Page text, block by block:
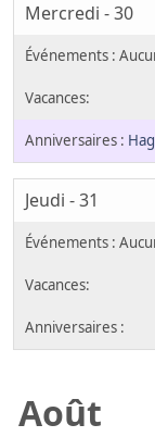
Mercredi - 30
Hag
Jeudi - 31
Août